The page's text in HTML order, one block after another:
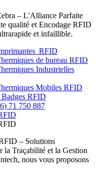
– L'Alliance Parfaite
qualité et Encodage RFID
et infaillible.
RFID
de bureau RFID
Industrielles
Mobiles RFID
RFID
71 750 887
– Solutions
la Traçabilité et la Gestion
nous vous proposons